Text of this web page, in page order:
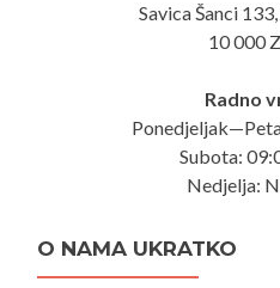
Savica Šanci
10 000
Radno
Subota:
Nedjelja:
O NAMA UKRATKO